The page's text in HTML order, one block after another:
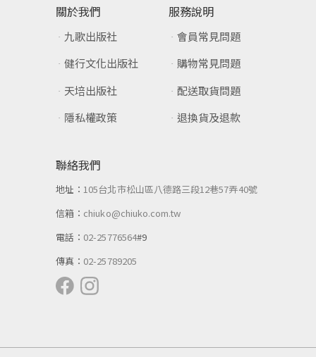
關於我們
九歌出版社
健行文化出版社
天培出版社
隱私權政策
服務說明
會員常見問題
購物常見問題
配送取貨問題
退換貨及退款
聯絡我們
地址： 105台北市松山區八德路三段12巷57弄40號
信箱： chiuko@chiuko.com.tw
電話： 02-25776564#9
傳真： 02-25789205